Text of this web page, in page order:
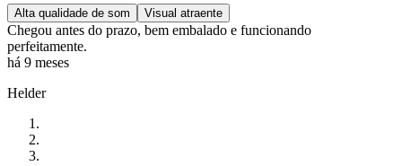
Alta qualidade de som Visual atraente
Chegou antes do prazo, bem embalado e funcionando
perfeitamente.
há 9 meses
Helder